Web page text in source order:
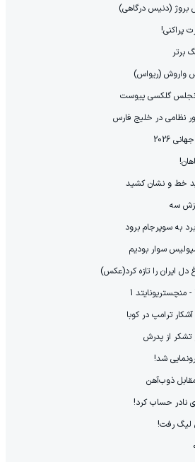
بروژ (دنیس درگاهی)
پراکنی!
برتر
واروش (ریواس)
گلکسی پیوست
نظامی در خلیج فارس
خط و نشان کشید
سه
به سوپرجام برود
سوار بودیم
دل ایران را تازه کرد(عکس)
ترامپ در کوبا
تشکر از پدرش
شد!
ذوب‌آهن
نادر حساب کرد!
لیگ رفت!